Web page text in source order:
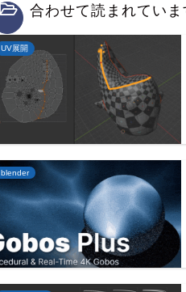
合わせて読まれていま
UV展開
blender